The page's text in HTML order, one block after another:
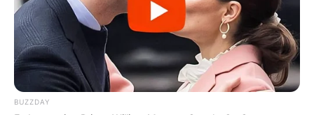
BUZZDAY